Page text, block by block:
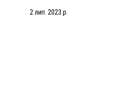
підсилити команду
2 лип. 2023 р.